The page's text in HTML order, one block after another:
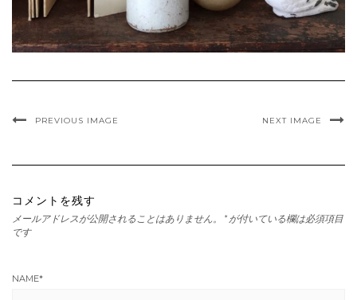
PREVIOUS IMAGE NEXT IMAGE
コメントを残す
メールアドレスが公開されることはありません。 * が付いている欄は必須項目
です
NAME*